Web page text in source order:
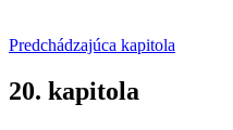
Predchádzajúca kapitola
20. kapitola